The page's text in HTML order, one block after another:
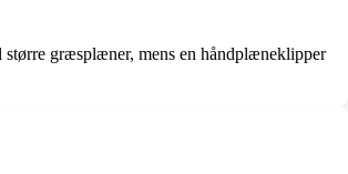
græsplæner, mens en håndplæneklipper